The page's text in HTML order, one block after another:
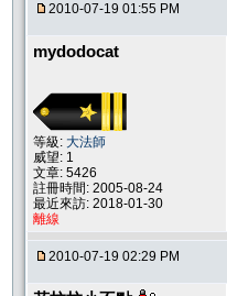
2010-07-19 01:55 PM
mydodocat
等級: 大法師
威望: 1
文章: 5426
註冊時間: 2005-08-24
最近來訪: 2018-01-30
離線
2010-07-19 02:29 PM